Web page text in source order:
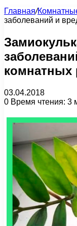
Главная/
заболеваний и
комнатных
03.04.2018
0 Время чтения: 3